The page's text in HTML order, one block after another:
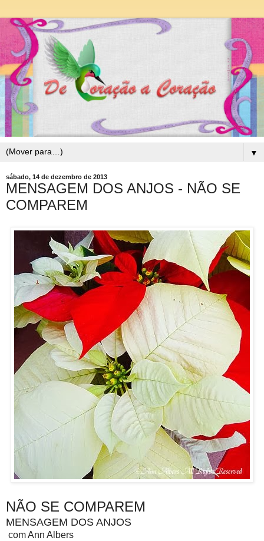
▼
sábado, 14 de dezembro de 2013
MENSAGEM DOS ANJOS - NÃO SE
COMPAREM
NÃO SE COMPAREM
MENSAGEM DOS ANJOS
com Ann Albers